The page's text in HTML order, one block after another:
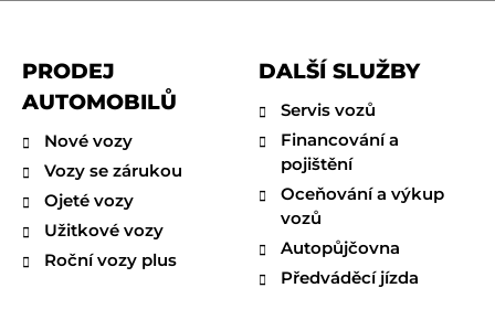
PRODEJ
AUTOMOBILŮ
Nové vozy
Vozy se zárukou
Ojeté vozy
Užitkové vozy
Roční vozy plus
DALŠÍ SLUŽBY
Servis vozů
Financování a
pojištění
Oceňování a výkup
vozů
Autopůjčovna
Předváděcí jízda